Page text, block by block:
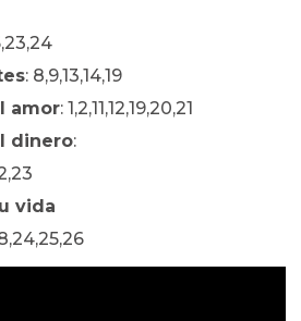
: 8,9,13,14,19
amor: 1,2,11,12,19,20,21
dinero:
vida